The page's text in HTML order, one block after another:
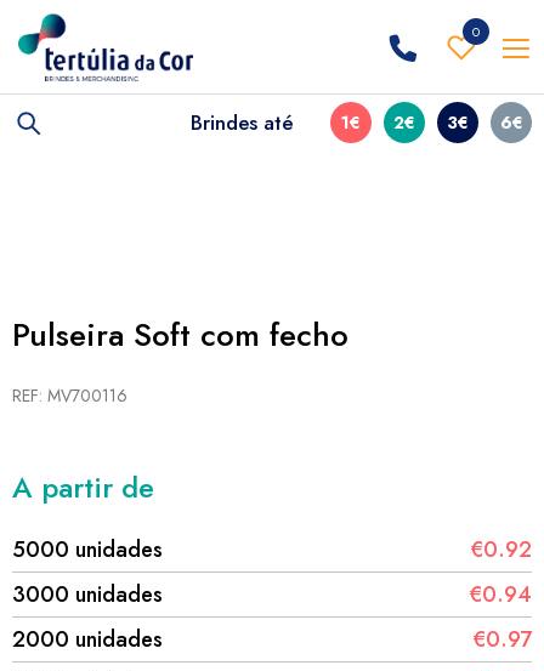
0
Brindes até 1€ 2€ 3€ 6€
Pulseira Soft com fecho
REF: MV700116
A partir de
5000 unidades
€0.92
3000 unidades
€0.94
2000 unidades
€0.97